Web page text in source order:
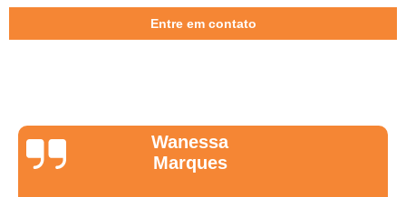
Entre em contato
Wanessa
Marques